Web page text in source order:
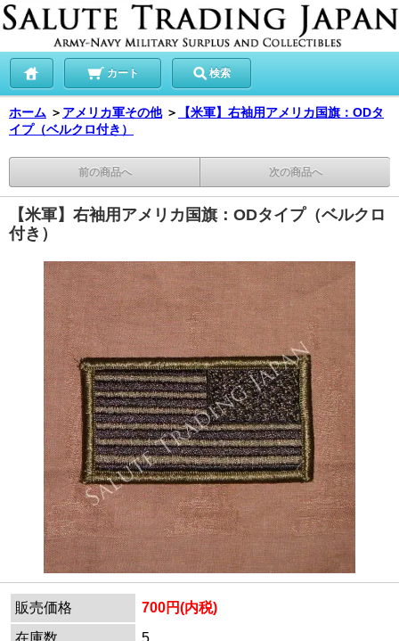
カート 検索
ホーム ＞ アメリカ軍その他 ＞
【米軍】右袖用アメリカ国旗：ODタ
イプ（ベルクロ付き）
前の商品へ 次の商品へ
【米軍】右袖用アメリカ国旗：ODタイプ（ベルクロ
付き）
販売価格
700円(内税)